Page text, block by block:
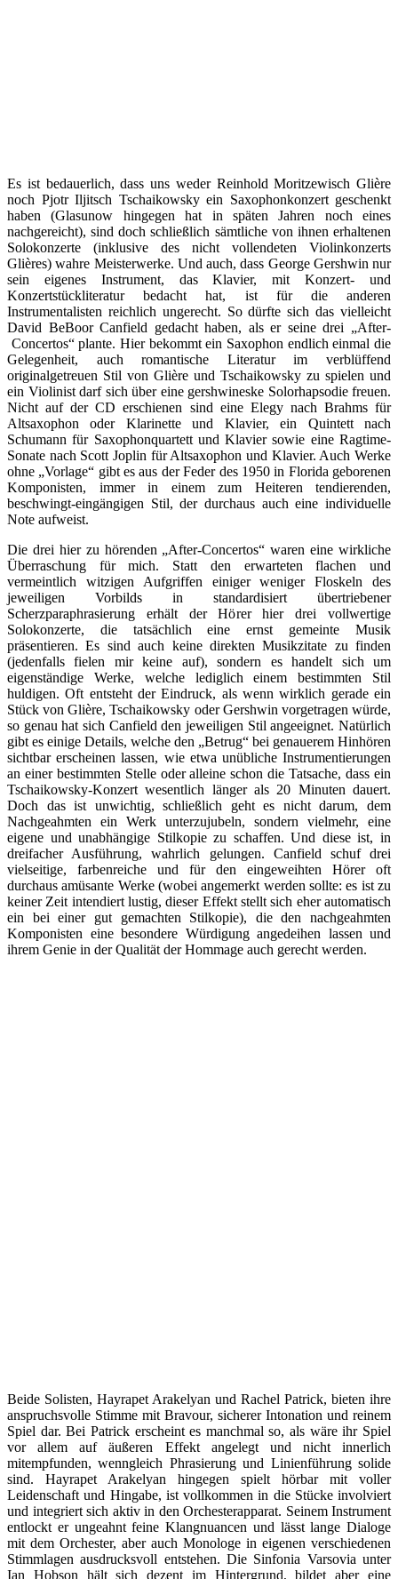
Es ist bedauerlich, dass uns weder Reinhold Moritzewisch Glière
noch Pjotr Iljitsch Tschaikowsky ein Saxophonkonzert geschenkt
haben (Glasunow hingegen hat in späten Jahren noch eines
nachgereicht), sind doch schließlich sämtliche von ihnen erhaltenen
Solokonzerte (inklusive des nicht vollendeten Violinkonzerts
Glières) wahre Meisterwerke. Und auch, dass George Gershwin nur
sein eigenes Instrument, das Klavier, mit Konzert- und
Konzertstückliteratur bedacht hat, ist für die anderen
Instrumentalisten reichlich ungerecht. So dürfte sich das vielleicht
David BeBoor Canfield gedacht haben, als er seine drei „After-
Concertos“ plante. Hier bekommt ein Saxophon endlich einmal die
Gelegenheit, auch romantische Literatur im verblüffend
originalgetreuen Stil von Glière und Tschaikowsky zu spielen und
ein Violinist darf sich über eine gershwineske Solorhapsodie freuen.
Nicht auf der CD erschienen sind eine Elegy nach Brahms für
Altsaxophon oder Klarinette und Klavier, ein Quintett nach
Schumann für Saxophonquartett und Klavier sowie eine Ragtime-
Sonate nach Scott Joplin für Altsaxophon und Klavier. Auch Werke
ohne „Vorlage“ gibt es aus der Feder des 1950 in Florida geborenen
Komponisten, immer in einem zum Heiteren tendierenden,
beschwingt-eingängigen Stil, der durchaus auch eine individuelle
Note aufweist.
Die drei hier zu hörenden „After-Concertos“ waren eine wirkliche
Überraschung für mich. Statt den erwarteten flachen und
vermeintlich witzigen Aufgriffen einiger weniger Floskeln des
jeweiligen Vorbilds in standardisiert übertriebener
Scherzparaphrasierung erhält der Hörer hier drei vollwertige
Solokonzerte, die tatsächlich eine ernst gemeinte Musik
präsentieren. Es sind auch keine direkten Musikzitate zu finden
(jedenfalls fielen mir keine auf), sondern es handelt sich um
eigenständige Werke, welche lediglich einem bestimmten Stil
huldigen. Oft entsteht der Eindruck, als wenn wirklich gerade ein
Stück von Glière, Tschaikowsky oder Gershwin vorgetragen würde,
so genau hat sich Canfield den jeweiligen Stil angeeignet. Natürlich
gibt es einige Details, welche den „Betrug“ bei genauerem Hinhören
sichtbar erscheinen lassen, wie etwa unübliche Instrumentierungen
an einer bestimmten Stelle oder alleine schon die Tatsache, dass ein
Tschaikowsky-Konzert wesentlich länger als 20 Minuten dauert.
Doch das ist unwichtig, schließlich geht es nicht darum, dem
Nachgeahmten ein Werk unterzujubeln, sondern vielmehr, eine
eigene und unabhängige Stilkopie zu schaffen. Und diese ist, in
dreifacher Ausführung, wahrlich gelungen. Canfield schuf drei
vielseitige, farbenreiche und für den eingeweihten Hörer oft
durchaus amüsante Werke (wobei angemerkt werden sollte: es ist zu
keiner Zeit intendiert lustig, dieser Effekt stellt sich eher automatisch
ein bei einer gut gemachten Stilkopie), die den nachgeahmten
Komponisten eine besondere Würdigung angedeihen lassen und
ihrem Genie in der Qualität der Hommage auch gerecht werden.
Beide Solisten, Hayrapet Arakelyan und Rachel Patrick, bieten ihre
anspruchsvolle Stimme mit Bravour, sicherer Intonation und reinem
Spiel dar. Bei Patrick erscheint es manchmal so, als wäre ihr Spiel
vor allem auf äußeren Effekt angelegt und nicht innerlich
mitempfunden, wenngleich Phrasierung und Linienführung solide
sind. Hayrapet Arakelyan hingegen spielt hörbar mit voller
Leidenschaft und Hingabe, ist vollkommen in die Stücke involviert
und integriert sich aktiv in den Orchesterapparat. Seinem Instrument
entlockt er ungeahnt feine Klangnuancen und lässt lange Dialoge
mit dem Orchester, aber auch Monologe in eigenen verschiedenen
Stimmlagen ausdrucksvoll entstehen. Die Sinfonia Varsovia unter
Ian Hobson hält sich dezent im Hintergrund, bildet aber eine